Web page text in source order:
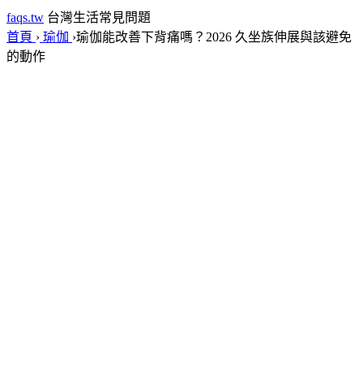
faqs.tw 台灣生活常見問題
首頁 › 瑜伽 ›瑜伽能改善下背痛嗎？2026 久坐族伸展與該避免
的動作